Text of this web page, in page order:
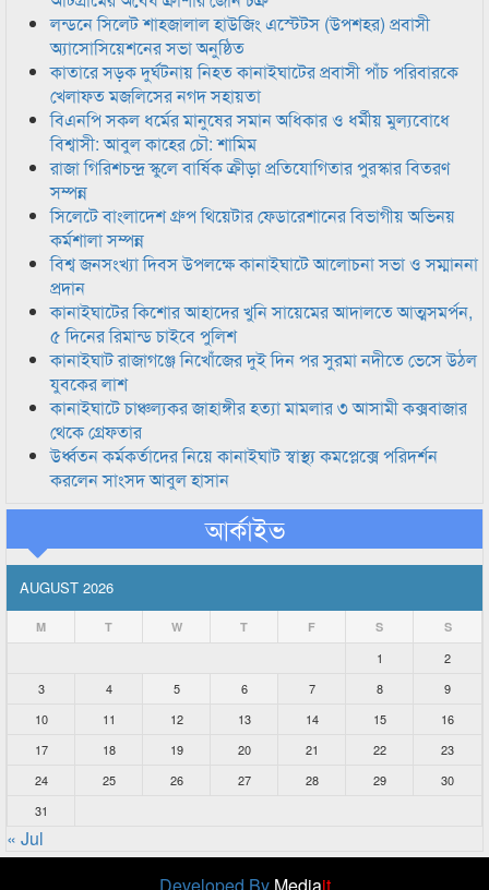
লন্ডনে সিলেট শাহজালাল হাউজিং এস্টেটস (উপশহর) প্রবাসী
অ্যাসোসিয়েশনের সভা অনুষ্ঠিত
কাতারে সড়ক দুর্ঘটনায় নিহত কানাইঘাটের প্রবাসী পাঁচ পরিবারকে
খেলাফত মজলিসের নগদ সহায়তা
বিএনপি সকল ধর্মের মানুষের সমান অধিকার ও ধর্মীয় মুল্যবোধে
বিশ্বাসী: আবুল কাহের চৌ: শামিম
রাজা গিরিশচন্দ্র স্কুলে বার্ষিক ক্রীড়া প্রতিযোগিতার পুরস্কার বিতরণ
সম্পন্ন
সিলেটে বাংলাদেশ গ্রুপ থিয়েটার ফেডারেশানের বিভাগীয় অভিনয়
কর্মশালা সম্পন্ন
বিশ্ব জনসংখ্যা দিবস উপলক্ষে কানাইঘাটে আলোচনা সভা ও সম্মাননা
প্রদান
কানাইঘাটের কিশোর আহাদের খুনি সায়েমের আদালতে আত্মসমর্পন,
৫ দিনের রিমান্ড চাইবে পুলিশ
কানাইঘাট রাজাগঞ্জে নিখোঁজের দুই দিন পর সুরমা নদীতে ভেসে উঠল
যুবকের লাশ
কানাইঘাটে চাঞ্চল্যকর জাহাঙ্গীর হত্যা মামলার ৩ আসামী কক্সবাজার
থেকে গ্রেফতার
উর্ধ্বতন কর্মকর্তাদের নিয়ে কানাইঘাট স্বাস্থ্য কমপ্লেক্সে পরিদর্শন
করলেন সাংসদ আবুল হাসান
আর্কাইভ
AUGUST 2026
M T W T F S S
1
2
3
4 5 6 7 8
9
10
11 12 13 14 15
16
17
18 19 20 21 22
23
24
25 26 27 28 29
30
31
« Jul